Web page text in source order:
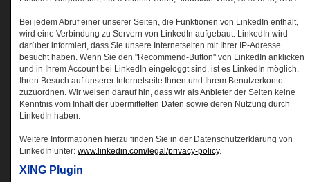
Bei jedem Abruf einer unserer Seiten, die Funktionen von LinkedIn enthält,
wird eine Verbindung zu Servern von LinkedIn aufgebaut. LinkedIn wird
darüber informiert, dass Sie unsere Internetseiten mit Ihrer IP-Adresse
besucht haben. Wenn Sie den "Recommend-Button" von LinkedIn anklicken
und in Ihrem Account bei LinkedIn eingeloggt sind, ist es LinkedIn möglich,
Ihren Besuch auf unserer Internetseite Ihnen und Ihrem Benutzerkonto
zuzuordnen. Wir weisen darauf hin, dass wir als Anbieter der Seiten keine
Kenntnis vom Inhalt der übermittelten Daten sowie deren Nutzung durch
LinkedIn haben.
Weitere Informationen hierzu finden Sie in der Datenschutzerklärung von
LinkedIn unter: www.linkedin.com/legal/privacy-policy.
XING Plugin